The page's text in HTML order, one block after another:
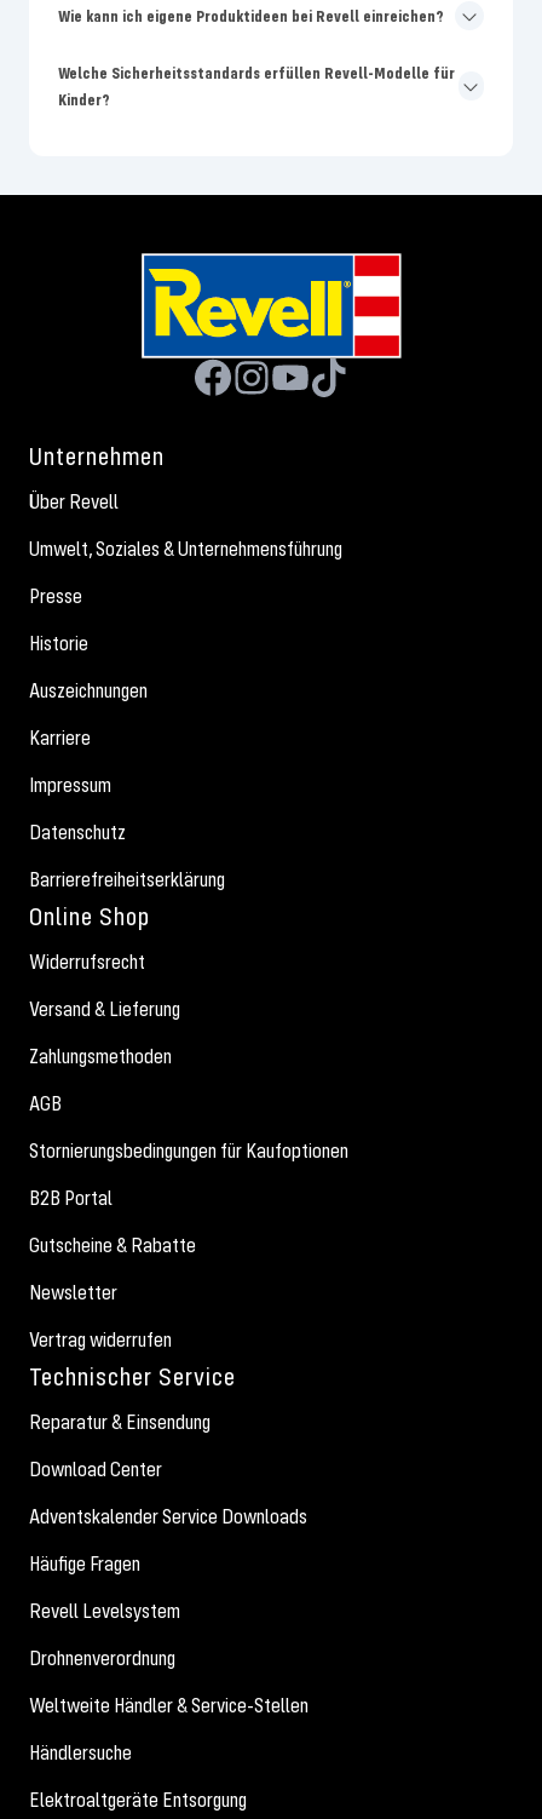
Wie kann ich eigene Produktideen bei Revell einreichen?
Welche Sicherheitsstandards erfüllen Revell-Modelle für
Kinder?
Unternehmen
Über Revell
Umwelt, Soziales & Unternehmensführung
Presse
Historie
Auszeichnungen
Karriere
Impressum
Datenschutz
Barrierefreiheitserklärung
Online Shop
Widerrufsrecht
Versand & Lieferung
Zahlungsmethoden
AGB
Stornierungsbedingungen für Kaufoptionen
B2B Portal
Gutscheine & Rabatte
Newsletter
Vertrag widerrufen
Technischer Service
Reparatur & Einsendung
Download Center
Adventskalender Service Downloads
Häufige Fragen
Revell Levelsystem
Drohnenverordnung
Weltweite Händler & Service-Stellen
Händlersuche
Elektroaltgeräte Entsorgung